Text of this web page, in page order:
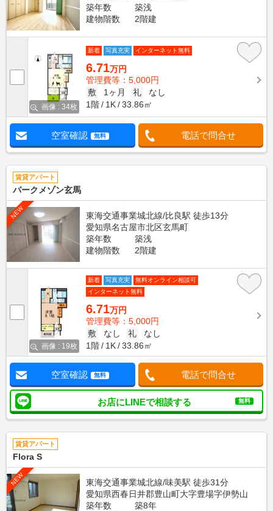
築年数
築浅
建物階数
2階建
画像 : 34枚
新着 写真充実 インターネット無料
6.71万円
管理費等：5,000円
敷
1ヶ月 礼
なし
1階
1K 33.86㎡
空室確認 無料 電話で問合せ
賃貸アパート
パークメゾン玄馬
NEW
東海交通事業城北線/比良駅 徒歩13分
愛知県名古屋市北区玄馬町
築年数
築浅
建物階数
2階建
画像 : 19枚
新着 写真充実
無料オンライン相談可
インターネット無料
6.71万円
管理費等：5,000円
敷
なし 礼
なし
1階
1K 33.86㎡
空室確認 無料 電話で問合せ
お店にLINEで相談する 無料
賃貸アパート
Flora S
NEW
東海交通事業城北線/味美駅 徒歩31分
愛知県西春日井郡豊山町大字豊場字伊勢山
築年数
築8年